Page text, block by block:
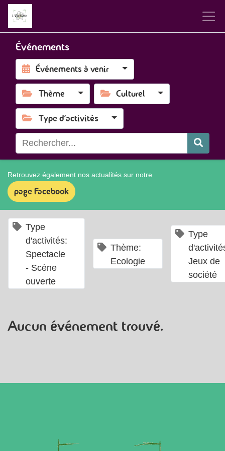
Événements
Événements à venir
Thème Culturel
Type d'activités
Retrouvez également nos actualités sur notre
page Facebook
Type
d'activités:
Spectacle
- Scène
ouverte
Thème:
Ecologie
Type
Jeux de
société
Aucun événement trouvé.